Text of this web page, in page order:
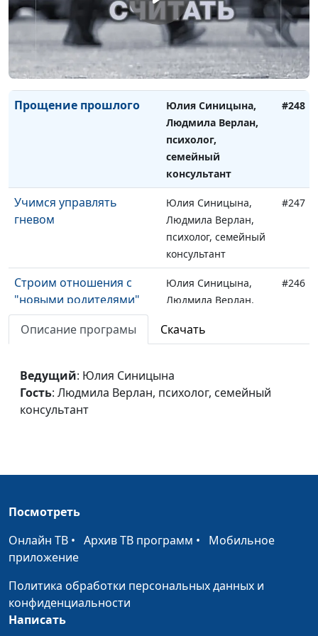
Насилие в семье
Юлия Синицына,
Людмила Верлан,
психолог, семейный
консультант
#249
Прощение прошлого
Юлия Синицына,
Людмила Верлан,
психолог,
семейный
консультант
#248
Учимся управлять
гневом
Юлия Синицына,
Людмила Верлан,
психолог, семейный
консультант
#247
Строим отношения с
"новыми родителями"
Юлия Синицына,
Людмила Верлан,
консультант
#246
Людмила Верлан,
психолог, семейный
психолог, семейный
Бесконфликтные
отношения
Людмила Верлан,
Повышение самооценки
Описание програмы Скачать
Ведущий: Юлия Синицына
Гость: Людмила Верлан, психолог, семейный
консультант
Посмотреть
Онлайн ТВ • Архив ТВ программ • Мобильное
приложение
Политика обработки персональных данных и
конфиденциальности
Написать